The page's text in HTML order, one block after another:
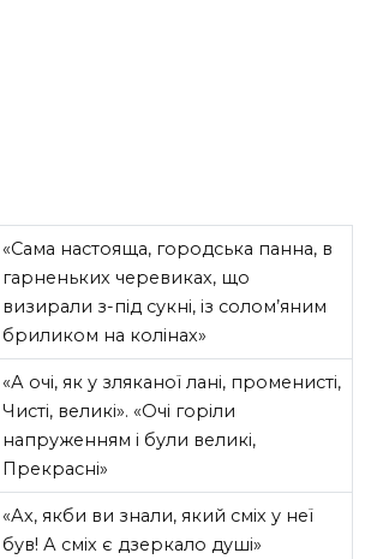
«Сама настояща, городська панна, в
гар­неньких черевиках, що
визирали з-під сукні, із солом’яним
бриликом на колі­нах»
«А очі, як у зляканої лані, променисті,
Чисті, великі». «Очі горіли
напруженням і були великі,
Прекрасні»
«Ах, якби ви знали, який сміх у неї
був! А сміх є дзеркало душі»